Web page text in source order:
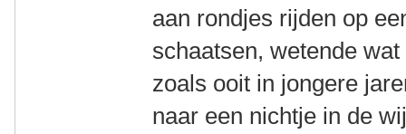
aan rondjes rijden op
schaatsen, wetende
zoals ooit in jongere
naar een nichtje in de